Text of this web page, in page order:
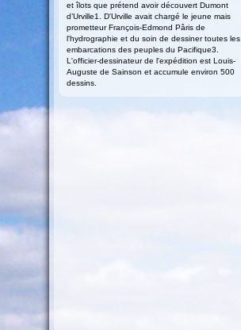
et îlots que prétend avoir découvert Dumont
d’Urville1. D'Urville avait chargé le jeune mais
prometteur François-Edmond Pâris de
l'hydrographie et du soin de dessiner toutes les
embarcations des peuples du Pacifique3.
L'officier-dessinateur de l'expédition est Louis-
Auguste de Sainson et accumule environ 500
dessins.